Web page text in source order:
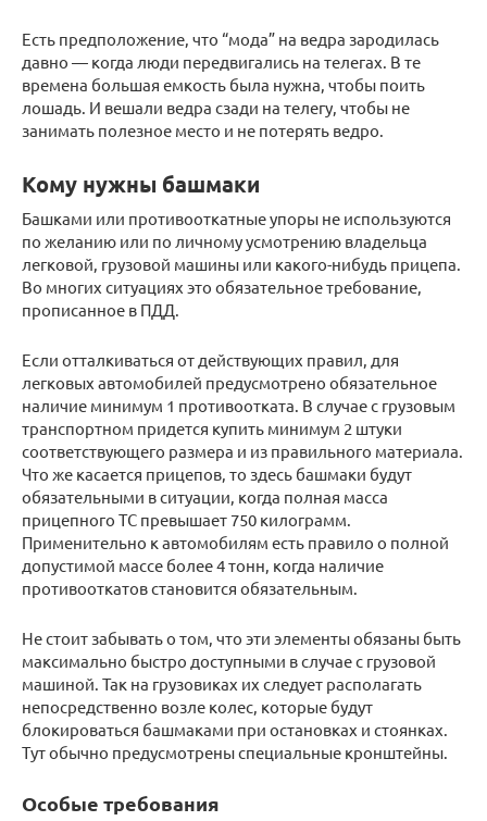
Есть предположение, что “мода” на ведра зародилась
давно — когда люди передвигались на телегах. В те
времена большая емкость была нужна, чтобы поить
лошадь. И вешали ведра сзади на телегу, чтобы не
занимать полезное место и не потерять ведро.
Кому нужны башмаки
Башками или противооткатные упоры не используются
по желанию или по личному усмотрению владельца
легковой, грузовой машины или какого-нибудь прицепа.
Во многих ситуациях это обязательное требование,
прописанное в ПДД.
Если отталкиваться от действующих правил, для
легковых автомобилей предусмотрено обязательное
наличие минимум 1 противоотката. В случае с грузовым
транспортном придется купить минимум 2 штуки
соответствующего размера и из правильного материала.
Что же касается прицепов, то здесь башмаки будут
обязательными в ситуации, когда полная масса
прицепного ТС превышает 750 килограмм.
Применительно к автомобилям есть правило о полной
допустимой массе более 4 тонн, когда наличие
противооткатов становится обязательным.
Не стоит забывать о том, что эти элементы обязаны быть
максимально быстро доступными в случае с грузовой
машиной. Так на грузовиках их следует располагать
непосредственно возле колес, которые будут
блокироваться башмаками при остановках и стоянках.
Тут обычно предусмотрены специальные кронштейны.
Особые требования